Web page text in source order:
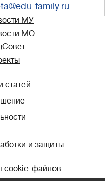
family.ru
МУ
МО
статей
и защиты
cookie-файлов